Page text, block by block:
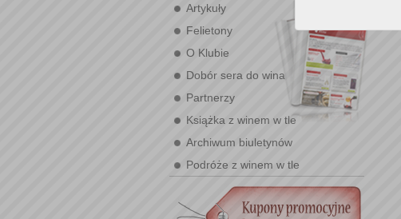
Artykuły
Felietony
O Klubie
Dobór sera do wina
Partnerzy
Książka z winem w tle
Archiwum biuletynów
Podróże z winem w tle